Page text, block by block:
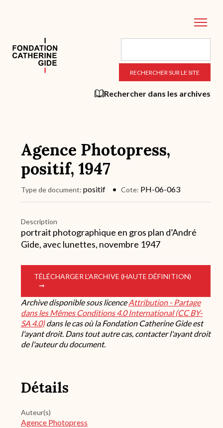
principal
Rechercher dans les archives
Agence Photopress,
positif, 1947
Type de document positif Cote PH-06-063
Description
portrait photographique en gros plan d’André
Gide, avec lunettes, novembre 1947
TÉLÉCHARGER L’ARCHIVE (HAUTE DÉFINITION)
Archive disponible sous licenceAttribution - Partage
dans les Mêmes Conditions 4.0 International (CC BY-
SA 4.0)dans le cas où la Fondation Catherine Gide est
l'ayant droit. Dans tout autre cas, contacter l'ayant droit
de l'auteur du document.
Détails
Auteur(s)
Agence Photopress